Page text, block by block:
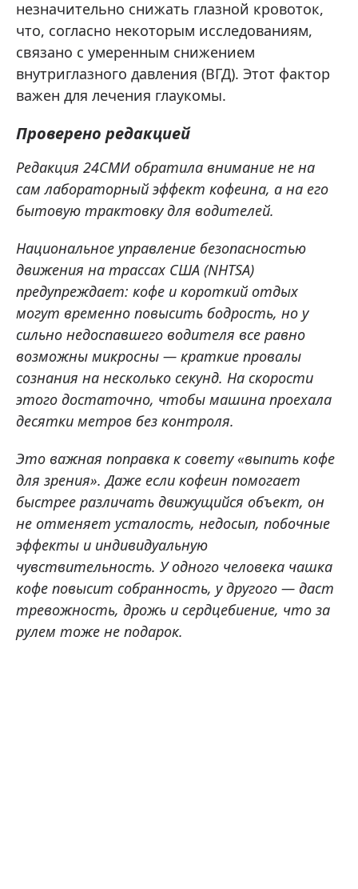
незначительно снижать глазной кровоток,
что, согласно некоторым исследованиям,
связано с умеренным снижением
внутриглазного давления (ВГД). Этот фактор
важен для лечения глаукомы.
Проверено редакцией
Редакция 24СМИ обратила внимание не на
сам лабораторный эффект кофеина, а на его
бытовую трактовку для водителей.
Национальное управление безопасностью
движения на трассах США (NHTSA)
предупреждает: кофе и короткий отдых
могут временно повысить бодрость, но у
сильно недоспавшего водителя все равно
возможны микросны — краткие провалы
сознания на несколько секунд. На скорости
этого достаточно, чтобы машина проехала
десятки метров без контроля.
Это важная поправка к совету «выпить кофе
для зрения». Даже если кофеин помогает
быстрее различать движущийся объект, он
не отменяет усталость, недосып, побочные
эффекты и индивидуальную
чувствительность. У одного человека чашка
кофе повысит собранность, у другого — даст
тревожность, дрожь и сердцебиение, что за
рулем тоже не подарок.